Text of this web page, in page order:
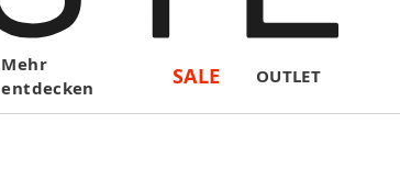
Mehr
entdecken
SALE OUTLET